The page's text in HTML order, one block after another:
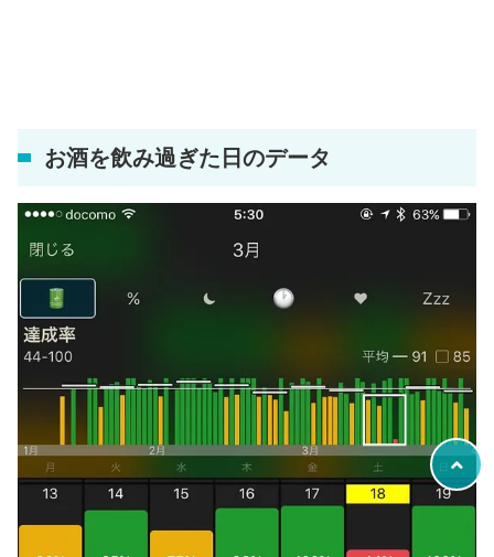
お酒を飲み過ぎた日のデータ